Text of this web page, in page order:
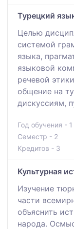
Турецкий
Целью
системой
языка,
языковой
речевой
общение на
дискуссиям,
Год обучения - 1
Семестр - 2
Кредитов - 3
Культурная
Изучение
части
объяснить
народа.